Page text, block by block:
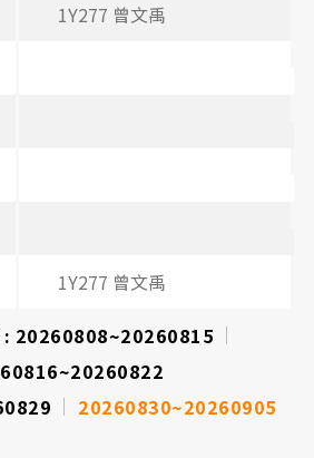
1Y277 曾文禹
1Y277 曾文禹
20260808~20260815
20260830~20260905